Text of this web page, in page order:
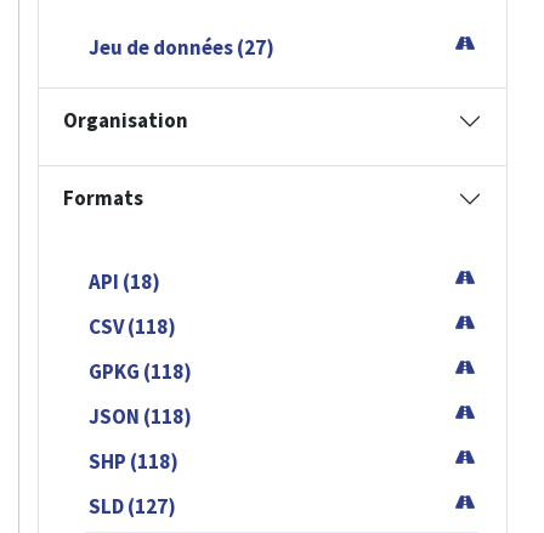
Jeu de données (27)
Organisation
Formats
API (18)
CSV (118)
GPKG (118)
JSON (118)
SHP (118)
SLD (127)